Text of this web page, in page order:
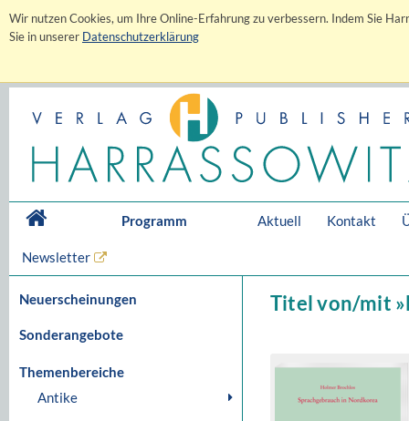
Wir nutzen Cookies, um Ihre Online-Erfahrung zu verbessern. Indem Sie
Sie in unserer Datenschutzerklärung
Programm Aktuell Kontakt
Newsletter
Neuerscheinungen
Sonderangebote
Themenbereiche
Antike
Titel von/mit